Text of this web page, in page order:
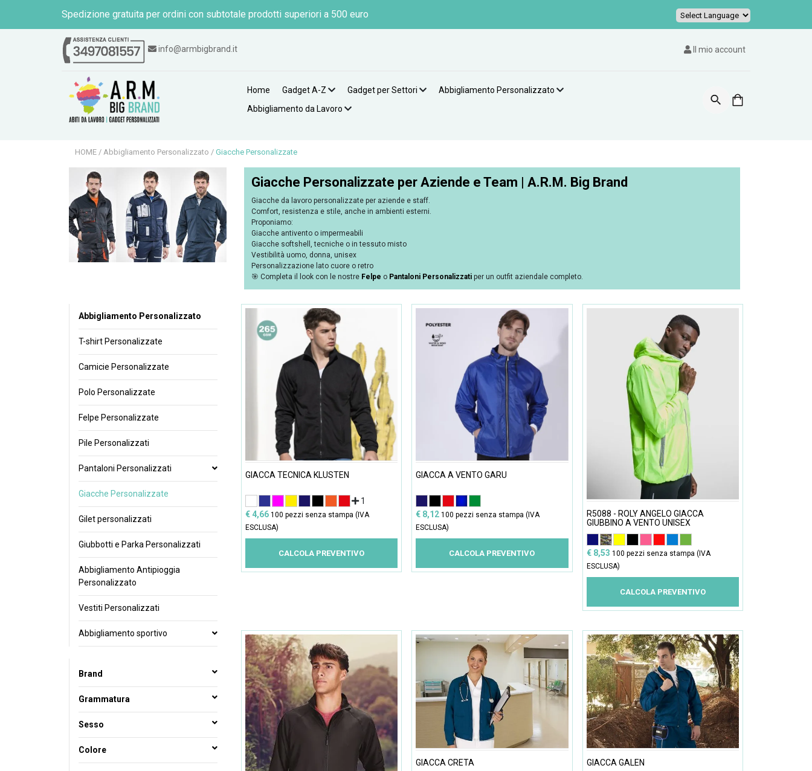
Spedizione gratuita per ordini con subtotale prodotti superiori a 500 euro
Powered by
info@armbigbrand.it Il mio account
Home Gadget A-Z Gadget per Settori
Abbigliamento Personalizzato
Abbigliamento da Lavoro
HOME / Abbigliamento Personalizzato / Giacche Personalizzate
Giacche Personalizzate per Aziende e Team | A.R.M. Big Brand
Giacche da lavoro personalizzate per aziende e staff.
Comfort, resistenza e stile, anche in ambienti esterni.
Proponiamo:
Giacche antivento o impermeabili
Giacche softshell, tecniche o in tessuto misto
Vestibilità uomo, donna, unisex
Personalizzazione lato cuore o retro
🎯 Completa il look con le nostre Felpe o Pantaloni Personalizzati per un outfit aziendale completo.
Abbigliamento Personalizzato
T-shirt Personalizzate
Camicie Personalizzate
Polo Personalizzate
Felpe Personalizzate
Pile Personalizzati
Pantaloni Personalizzati
Giacche Personalizzate
Gilet personalizzati
Giubbotti e Parka Personalizzati
Abbigliamento Antipioggia
Personalizzato
Vestiti Personalizzati
Abbigliamento sportivo
Brand
Grammatura
Sesso
Colore
GIACCA TECNICA KLUSTEN
1
€ 4,66 100 pezzi senza stampa (IVA
ESCLUSA)
CALCOLA PREVENTIVO
GIACCA A VENTO GARU
€ 8,12100 pezzi senza stampa (IVA
ESCLUSA)
CALCOLA PREVENTIVO
R5088 - ROLY ANGELO GIACCA
GIUBBINO A VENTO UNISEX
€ 8,53 100 pezzi senza stampa (IVA
ESCLUSA)
CALCOLA PREVENTIVO
GIACCA CRETA GIACCA GALEN